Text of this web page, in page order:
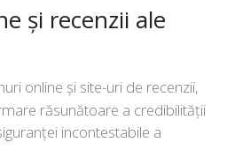
și recenzii ale
online și site-uri de recenzii,
răsunătoare a credibilității
incontestabile a